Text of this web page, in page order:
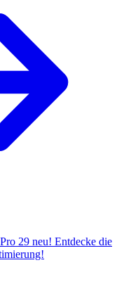
29 neu! Entdecke die